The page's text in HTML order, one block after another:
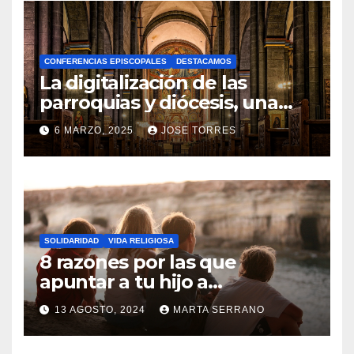
H
A
Y
C
O
M
N
T
A
R
I
O
S
CONFERENCIAS EPISCOPALES DESTACAMOS
La digitalización de las
parroquias y diócesis, una
realidad ya para el futuro de
la Iglesia
6 MARZO, 2025 JOSE TORRES
N
O
H
A
Y
SOLIDARIDAD VIDA RELIGIOSA
8 razones por las que
apuntar a tu hijo a
Catequesis
13 AGOSTO, 2024 MARTA SERRANO
N